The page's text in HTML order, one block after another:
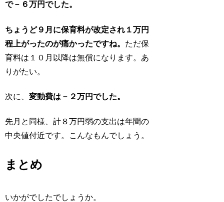
で－６万円でした。
ちょうど９月に保育料が改定され１万円
程上がったのが痛かったですね。 ただ保
育料は１０月以降は無償になります。あ
りがたい。
次に、変動費は－２万円でした。
先月と同様、計８万円弱の支出は年間の
中央値付近です。こんなもんでしょう。
まとめ
いかがでしたでしょうか。